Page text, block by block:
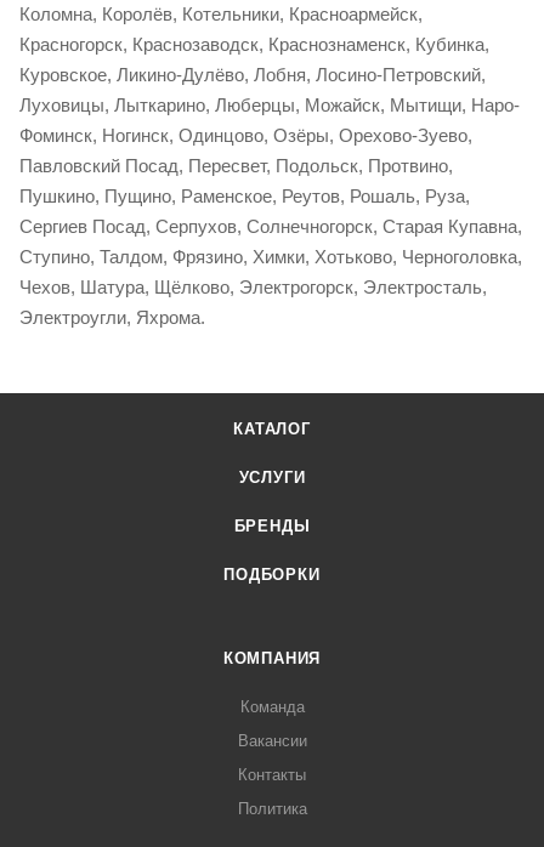
Коломна, Королёв, Котельники, Красноармейск,
Красногорск, Краснозаводск, Краснознаменск, Кубинка,
Куровское, Ликино-Дулёво, Лобня, Лосино-Петровский,
Луховицы, Лыткарино, Люберцы, Можайск, Мытищи, Наро-
Фоминск, Ногинск, Одинцово, Озёры, Орехово-Зуево,
Павловский Посад, Пересвет, Подольск, Протвино,
Пушкино, Пущино, Раменское, Реутов, Рошаль, Руза,
Сергиев Посад, Серпухов, Солнечногорск, Старая Купавна,
Ступино, Талдом, Фрязино, Химки, Хотьково, Черноголовка,
Чехов, Шатура, Щёлково, Электрогорск, Электросталь,
Электроугли, Яхрома.
КАТАЛОГ
УСЛУГИ
БРЕНДЫ
ПОДБОРКИ
КОМПАНИЯ
Команда
Вакансии
Контакты
Политика